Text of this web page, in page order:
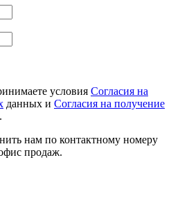
условия Согласия на
данных и Согласия на получение
.
нам по контактному номеру
продаж.